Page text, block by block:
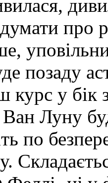
про
позаду
курс у бік
Ван Луну
по